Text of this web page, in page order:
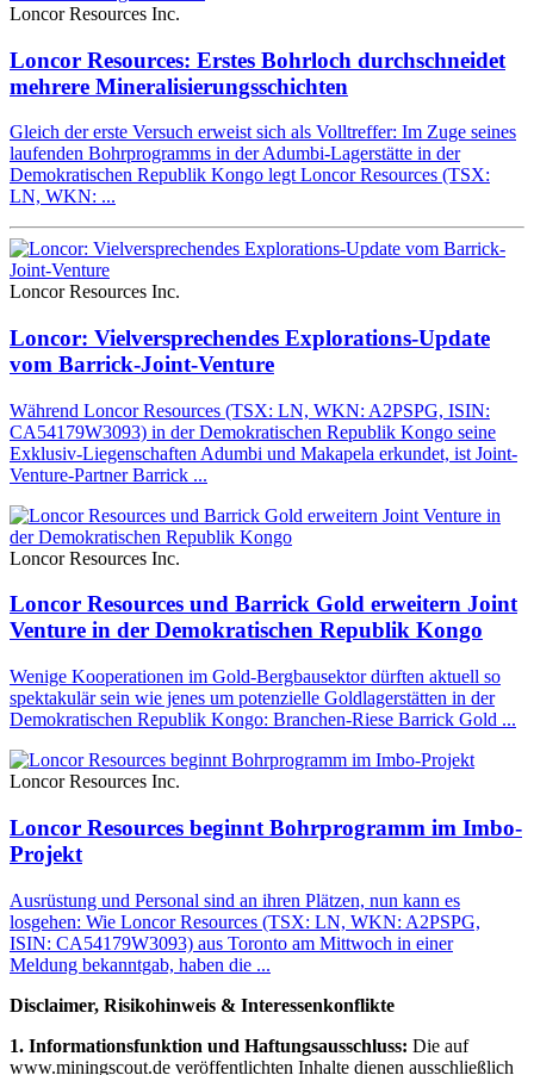
Loncor Resources Inc.
Loncor Resources: Erstes Bohrloch durchschneidet
mehrere Mineralisierungsschichten
Gleich der erste Versuch erweist sich als Volltreffer: Im Zuge seines
laufenden Bohrprogramms in der Adumbi-Lagerstätte in der
Demokratischen Republik Kongo legt Loncor Resources (TSX:
LN, WKN: ...
Loncor Resources Inc.
Loncor: Vielversprechendes Explorations-Update
vom Barrick-Joint-Venture
Während Loncor Resources (TSX: LN, WKN: A2PSPG, ISIN:
CA54179W3093) in der Demokratischen Republik Kongo seine
Exklusiv-Liegenschaften Adumbi und Makapela erkundet, ist Joint-
Venture-Partner Barrick ...
Loncor Resources Inc.
Loncor Resources und Barrick Gold erweitern Joint
Venture in der Demokratischen Republik Kongo
Wenige Kooperationen im Gold-Bergbausektor dürften aktuell so
spektakulär sein wie jenes um potenzielle Goldlagerstätten in der
Demokratischen Republik Kongo: Branchen-Riese Barrick Gold ...
Loncor Resources Inc.
Loncor Resources beginnt Bohrprogramm im Imbo-
Projekt
Ausrüstung und Personal sind an ihren Plätzen, nun kann es
losgehen: Wie Loncor Resources (TSX: LN, WKN: A2PSPG,
ISIN: CA54179W3093) aus Toronto am Mittwoch in einer
Meldung bekanntgab, haben die ...
Disclaimer, Risikohinweis & Interessenkonflikte
1. Informationsfunktion und Haftungsausschluss: Die auf
www.miningscout.de veröffentlichten Inhalte dienen ausschließlich